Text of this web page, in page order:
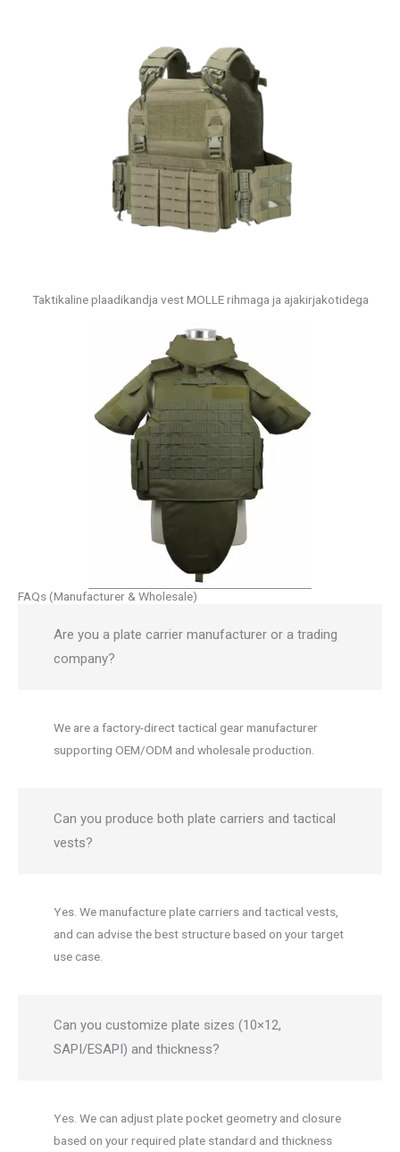
Taktikaline plaadikandja vest MOLLE rihmaga ja ajakirjakotidega
FAQs (Manufacturer & Wholesale)
Are you a plate carrier manufacturer or a trading
company?
We are a factory-direct tactical gear manufacturer
supporting OEM/ODM and wholesale production.
Can you produce both plate carriers and tactical
vests?
Yes. We manufacture plate carriers and tactical vests,
and can advise the best structure based on your target
use case.
Can you customize plate sizes (10×12,
SAPI/ESAPI) and thickness?
Yes. We can adjust plate pocket geometry and closure
based on your required plate standard and thickness